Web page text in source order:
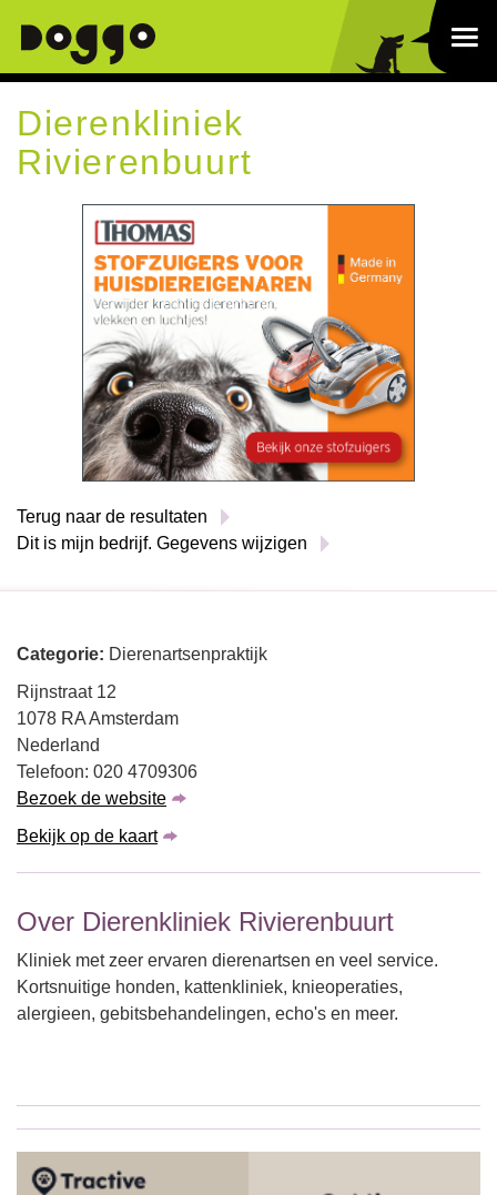
Dierenkliniek
Rivierenbuurt
Terug naar de resultaten
Dit is mijn bedrijf. Gegevens wijzigen
Categorie: Dierenartsenpraktijk
Rijnstraat 12
1078 RA Amsterdam
Nederland
Telefoon: 020 4709306
Bezoek de website
Bekijk op de kaart
Over Dierenkliniek Rivierenbuurt
Kliniek met zeer ervaren dierenartsen en veel service.
Kortsnuitige honden, kattenkliniek, knieoperaties,
alergieen, gebitsbehandelingen, echo's en meer.